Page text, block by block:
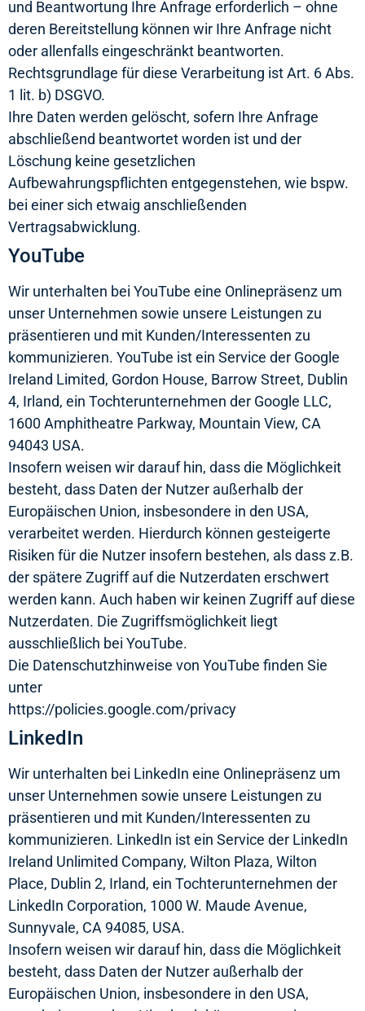
und Beantwortung Ihre Anfrage erforderlich – ohne
deren Bereitstellung können wir Ihre Anfrage nicht
oder allenfalls eingeschränkt beantworten.
Rechtsgrundlage für diese Verarbeitung ist Art. 6 Abs.
1 lit. b) DSGVO.
Ihre Daten werden gelöscht, sofern Ihre Anfrage
abschließend beantwortet worden ist und der
Löschung keine gesetzlichen
Aufbewahrungspflichten entgegenstehen, wie bspw.
bei einer sich etwaig anschließenden
Vertragsabwicklung.
YouTube
Wir unterhalten bei YouTube eine Onlinepräsenz um
unser Unternehmen sowie unsere Leistungen zu
präsentieren und mit Kunden/Interessenten zu
kommunizieren. YouTube ist ein Service der Google
Ireland Limited, Gordon House, Barrow Street, Dublin
4, Irland, ein Tochterunternehmen der Google LLC,
1600 Amphitheatre Parkway, Mountain View, CA
94043 USA.
Insofern weisen wir darauf hin, dass die Möglichkeit
besteht, dass Daten der Nutzer außerhalb der
Europäischen Union, insbesondere in den USA,
verarbeitet werden. Hierdurch können gesteigerte
Risiken für die Nutzer insofern bestehen, als dass z.B.
der spätere Zugriff auf die Nutzerdaten erschwert
werden kann. Auch haben wir keinen Zugriff auf diese
Nutzerdaten. Die Zugriffsmöglichkeit liegt
ausschließlich bei YouTube.
Die Datenschutzhinweise von YouTube finden Sie
unter
https://policies.google.com/privacy
LinkedIn
Wir unterhalten bei LinkedIn eine Onlinepräsenz um
unser Unternehmen sowie unsere Leistungen zu
präsentieren und mit Kunden/Interessenten zu
kommunizieren. LinkedIn ist ein Service der LinkedIn
Ireland Unlimited Company, Wilton Plaza, Wilton
Place, Dublin 2, Irland, ein Tochterunternehmen der
LinkedIn Corporation, 1000 W. Maude Avenue,
Sunnyvale, CA 94085, USA.
Insofern weisen wir darauf hin, dass die Möglichkeit
besteht, dass Daten der Nutzer außerhalb der
Europäischen Union, insbesondere in den USA,